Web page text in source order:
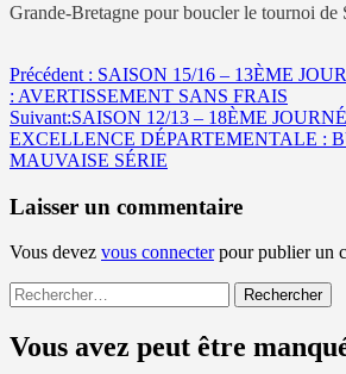
Grande-Bretagne pour boucler le tournoi de
Navigation
d’article
Précédent : SAISON 15/16 – 13ÈME
: AVERTISSEMENT SANS FRAIS
Suivant:SAISON 12/13 – 18ÈME
EXCELLENCE DÉPARTEMENTALE :
MAUVAISE SÉRIE
Laisser un commentaire
Vous devez vous connecterpour publier un
Rechercher :
Vous avez peut être